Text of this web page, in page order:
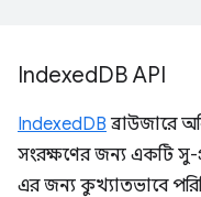
IndexedDB API
IndexedDB ব্রাউজারে
সংরক্ষণের জন্য একটি সু-
এর জন্য কুখ্যাতভাবে